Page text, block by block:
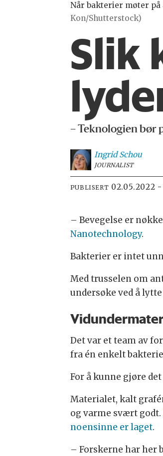
Når bakterier møter på
Kon/Shutterstock)
Slik
– Teknologien bør
Ingrid Schou
JOURNALIST
PUBLISERT 02.05.2022
– Bevegelse er
Nanotechnology.
Bakterier er intet
Med trusselen om
undersøke ved å
Det var et team av
fra én enkelt
For å kunne gjøre
Materialet, kalt
og varme svært godt.
noensinne er laget.
– Forskerne har her